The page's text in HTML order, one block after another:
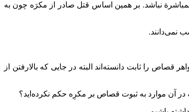
نباشد. بر همین اساس قتل صادر از مکرَه چون به
نمی‌دانند.
را ثابت دانسته‌اند البته در جایی که بالارفتن از
در آن موارد به ثبوت قصاص بر مکرِه حکم نکرده‌اید؟